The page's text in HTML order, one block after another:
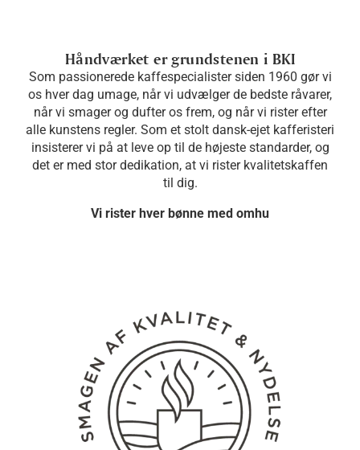
Håndværket er grundstenen i BKI
Som passionerede kaffespecialister siden 1960 gør vi
os hver dag umage, når vi udvælger de bedste råvarer,
når vi smager og dufter os frem, og når vi rister efter
alle kunstens regler. Som et stolt dansk-ejet kafferisteri
insisterer vi på at leve op til de højeste standarder, og
det er med stor dedikation, at vi rister kvalitetskaffen
til dig.
Vi rister hver bønne med omhu